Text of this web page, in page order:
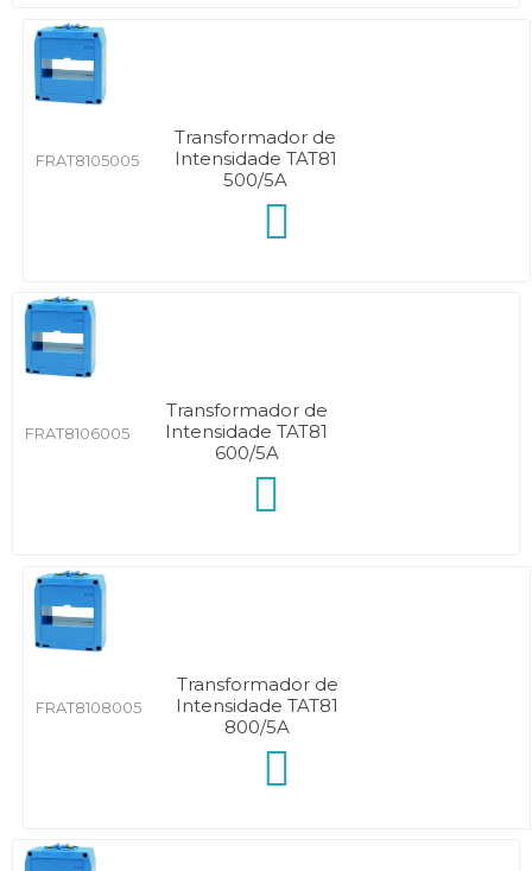
FRAT8105005
Transformador de
Intensidade TAT81
500/5A
FRAT8106005
Transformador de
Intensidade TAT81
600/5A
FRAT8108005
Transformador de
Intensidade TAT81
800/5A